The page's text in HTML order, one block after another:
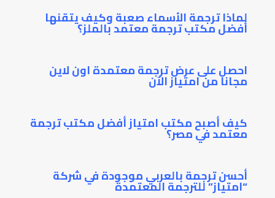
لماذا ترجمة الأسماء صعبة وكيف يتقنها
أفضل مكتب ترجمة معتمد بالملز؟
احصل على عرض ترجمة معتمدة اون لاين
مجانا من امتياز الآن
كيف أصبح مكتب امتياز أفضل مكتب ترجمة
معتمد في مصر؟
أحسن ترجمة بالعربي موجودة في شركة
“امتياز” للترجمة المعتمدة